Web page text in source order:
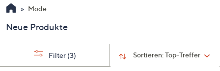
Sie
Pfeiltasten
nach
und
Mode
Neue Produkte
Sortieren:Top-Treffer
Filter (3)